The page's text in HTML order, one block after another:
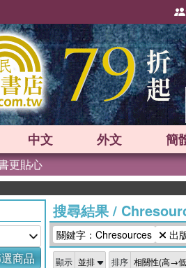
中文 外文 簡
更貼心
商品
搜尋結果/
關鍵字：Chresources 出
顯示 排序